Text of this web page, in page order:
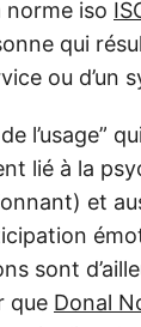
norme iso
qui
ou d’un
l’usage”
lié à la
et
sont
que Donal